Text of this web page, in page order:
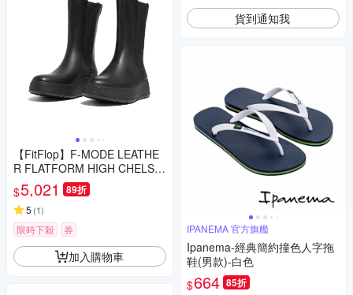
【FitFlop】F-MODE LEATHE
R FLATFORM HIGH CHELSE
A BOOTS全皮革厚底中筒靴-女
(靓黑色)
$5,021 89折
5 (1)
限時下殺 券
加入購物車
貨到通知我
IPANEMA 官方旗艦
Ipanema-經典簡約撞色人字拖
鞋(男款)-白色
$664 85折